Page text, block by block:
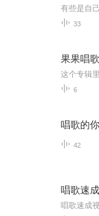
有些是自
33
果果唱歌
6
唱歌的你
42
唱歌速